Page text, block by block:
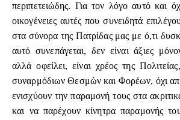
περιπετειώδης. Για τον λόγο αυτό και
οικογένειες αυτές που συνειδητά
στα σύνορα της Πατρίδας μας με ό,τι
αυτό συνεπάγεται, δεν είναι άξιες
αλλά οφείλει, είναι χρέος της
συναρμόδιων Θεσμών και Φορέων, όχι
ενισχύουν την παραμονή τους στα
και να παρέχουν κίνητρα παραμονής